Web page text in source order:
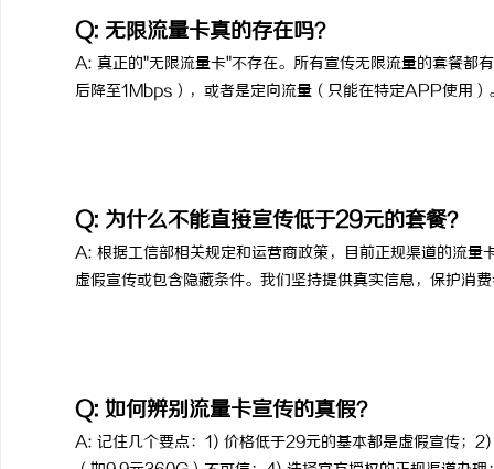
Q: 无限流量卡真的存在吗？
A: 真正的"无限流量卡"不存在。所有宣传无限流量的套餐都
后降至1Mbps），或者是定向流量（只能在特定APP使用）
Q: 为什么不能直接宣传低于29元的套餐？
A: 根据工信部相关规定和运营商政策，目前正规渠道的流
虚假宣传或包含隐藏条件。我们坚持提供真实信息，保护消
Q: 如何辨别流量卡宣传的真假？
A: 记住几个要点：1) 价格低于29元的基本都是虚假宣传；